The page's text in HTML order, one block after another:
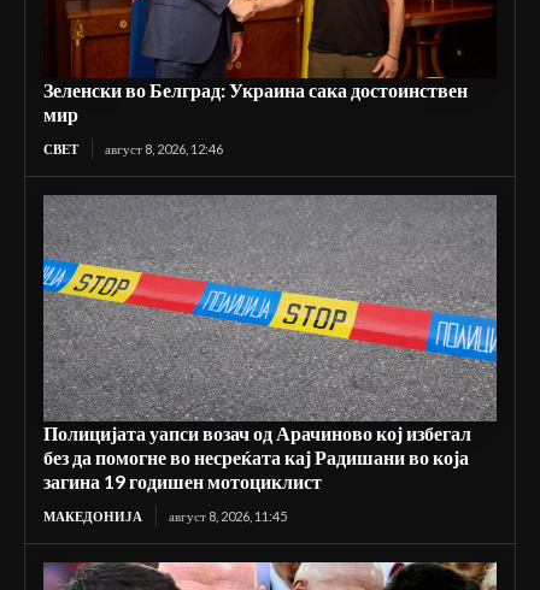
Зеленски во Белград: Украина сака достоинствен
мир
СВЕТ август 8, 2026, 12:46
Полицијата уапси возач од Арачиново кој избегал
без да помогне во несреќата кај Радишани во која
загина 19 годишен мотоциклист
МАКЕДОНИЈА август 8, 2026, 11:45